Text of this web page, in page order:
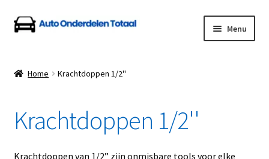
Ga
door
navigatie
Ga
naar
inhoud
Menu
Auto Onderdelen Shop
Betalen en Verzenden
Home Krachtdoppen 1/2''
Krachtdoppen 1/2''
Krachtdoppen van 1/2” zijn onmisbare tools voor elke